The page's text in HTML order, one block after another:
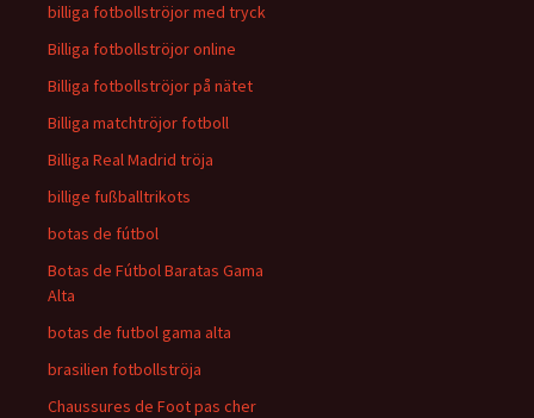
billiga fotbollströjor med tryck
Billiga fotbollströjor online
Billiga fotbollströjor på nätet
Billiga matchtröjor fotboll
Billiga Real Madrid tröja
billige fußballtrikots
botas de fútbol
Botas de Fútbol Baratas Gama
Alta
botas de futbol gama alta
brasilien fotbollströja
Chaussures de Foot pas cher